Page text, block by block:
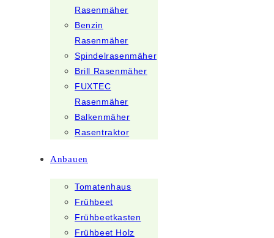
Rasenmäher
Benzin
Rasenmäher
Spindelrasenmäher
Brill Rasenmäher
FUXTEC
Rasenmäher
Balkenmäher
Rasentraktor
Anbauen
Tomatenhaus
Frühbeet
Frühbeetkasten
Frühbeet Holz